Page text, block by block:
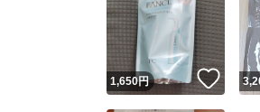
1,650円 いい